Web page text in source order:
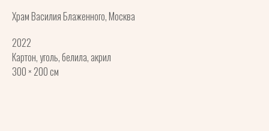
Храм Василия Блаженного, Москва
2022
Картон, уголь, белила, акрил
300 × 200 см